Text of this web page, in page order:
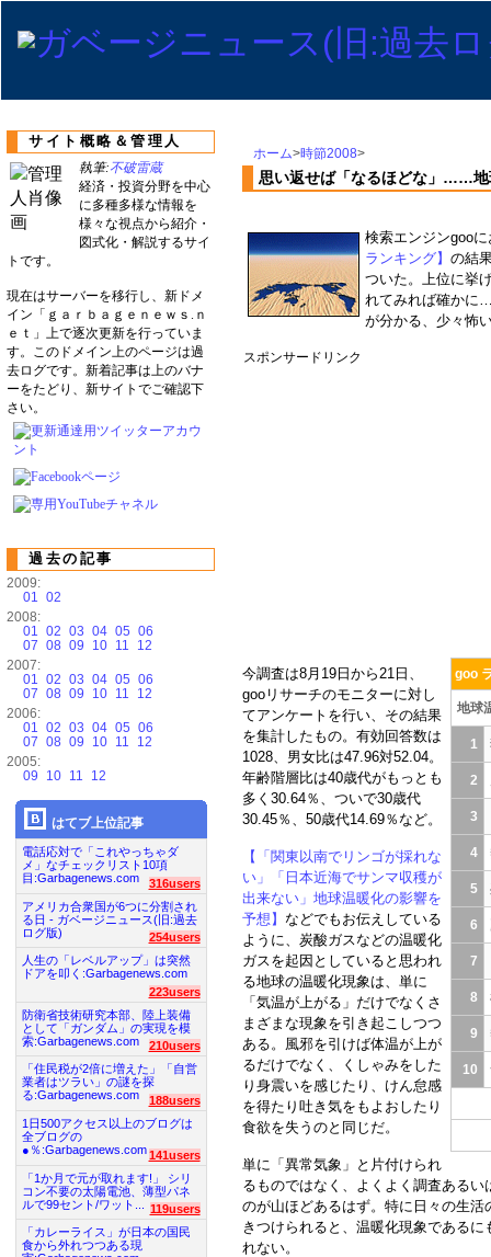
ホーム>時節2008>
思い返せば「なるほどな」……地
検索エンジンgoo
ランキング】 の結
ついた。上位に挙
れてみれば確かに
が分かる、少々怖
スポンサードリンク
goo
地球
1
2
3
4
5
6
7
8
9
10
今調査は8月19日から21日、
gooリサーチのモニターに対し
てアンケートを行い、その結果
を集計したもの。有効回答数は
1028、男女比は47.96対52.04。
年齢階層比は40歳代がもっとも
多く30.64％、ついで30歳代
30.45％、50歳代14.69％など。
【「関東以南でリンゴが採れな
い」「日本近海でサンマ収穫が
出来ない」地球温暖化の影響を
予想】 などでもお伝えしている
ように、炭酸ガスなどの温暖化
ガスを起因としていると思われ
る地球の温暖化現象は、単に
「気温が上がる」だけでなくさ
まざまな現象を引き起こしつつ
ある。風邪を引けば体温が上が
るだけでなく、くしゃみをした
り身震いを感じたり、けん怠感
を得たり吐き気をもよおしたり
食欲を失うのと同じだ。
単に「異常気象」と片付けられ
るものではなく、よくよく調査ある
のが山ほどあるはず。特に日々の生
きつけられると、温暖化現象である
れない。
サイト概略＆管理人
執筆:不破雷蔵
経済・投資分野を中心
に多種多様な情報を
様々な視点から紹介・
図式化・解説するサイ
トです。
現在はサーバーを移行し、新ドメ
イン「ｇａｒｂａｇｅｎｅｗｓ.ｎ
ｅｔ」上で逐次更新を行っていま
す。このドメイン上のページは過
去ログです。新着記事は上のバナ
ーをたどり、新サイトでご確認下
さい。
過去の記事
2009:
01 02
2008:
01 02 03 04 05 06
07 08 09 10 11
12
2007:
01 02 03 04 05 06
07 08 09 10 11
12
2006:
01 02 03 04 05 06
07 08 09 10 11
12
2005:
09
10 11 12
はてブ上位記事
電話応対で「これやっちゃダ
メ」なチェックリスト10項
目:Garbagenews.com
316users
アメリカ合衆国が6つに分割され
る日 - ガベージニュース(旧:過去
ログ版)
254users
人生の「レベルアップ」は突然
ドアを叩く:Garbagenews.com
223users
防衛省技術研究本部、陸上装備
として「ガンダム」の実現を模
索:Garbagenews.com
210users
「住民税が2倍に増えた」「自営
業者はツラい」の謎を探
る:Garbagenews.com
188users
1日500アクセス以上のブログは
全ブログの
●％:Garbagenews.com 141users
「1か月で元が取れます!」 シリ
コン不要の太陽電池、薄型パネ
ルで99セント/ワット...
119users
「カレーライス」が日本の国民
食から外れつつある現